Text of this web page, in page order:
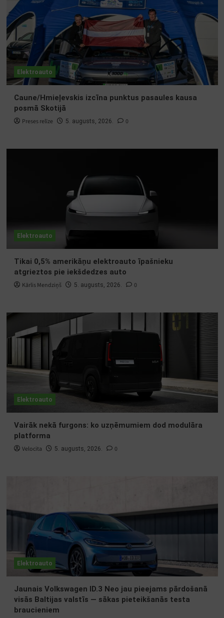
Elektroauto
Caune/Hmieļevskis izcīna punktus pasaules kausa
posmā Skotijā
Preses relīze 5. augusts, 2026. 0
Elektroauto
Tikai 0,5% amerikāņu elektroauto īpašnieku
atgrieztos pie iekšdedzes auto
Kārlis Mendziņš 5. augusts, 2026. 0
Elektroauto
Vairāk nekā furgons: ko uzņēmumiem dod modulāra
platforma
Velocita 5. augusts, 2026. 0
Elektroauto
Jaunais Volkswagen ID.3 Neo jau pieejams pārdošanā
visās Baltijas valstīs — sākas pieteikšanās testa
braucieniem